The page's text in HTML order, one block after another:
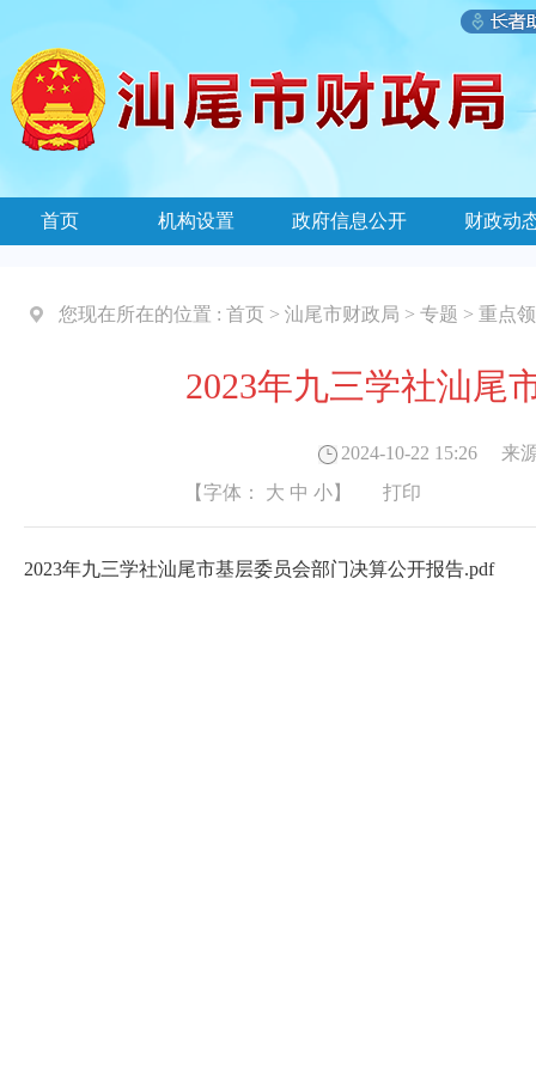
首页 机构设置 政府信息公开 财政动
您现在所在的位置 : 首页 > 汕尾市财政局 > 专题 > 重点
2023年九三学社汕尾
2024-10-22 15:26 来
【字体： 大 中 小】 打印
2023年九三学社汕尾市基层委员会部门决算公开报告.pdf